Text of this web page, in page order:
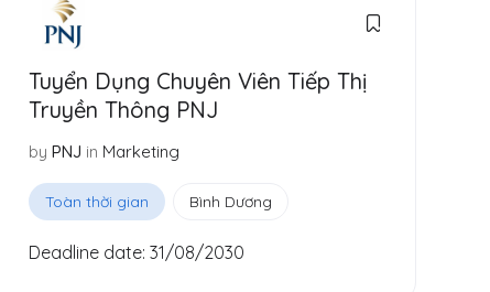
Tuyển Dụng Chuyên Viên Tiếp Thị
Truyền Thông PNJ
by PNJ in Marketing
Toàn thời gian Bình Dương
Deadline date: 31/08/2030